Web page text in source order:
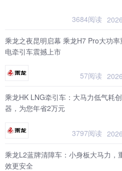
3684阅读
乘龙之夜昆明启幕 乘龙H7 Pro大功率
电牵引车震撼上市
57阅读
乘龙HK LNG牵引车：大马力低气耗
器，为您年省2万元
3797阅读
乘龙L2蓝牌清障车：小身板大马力，
效更安全